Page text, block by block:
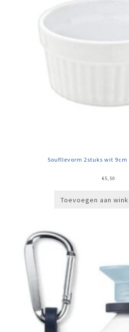
Soufllevorm 2stuks wit 9cm
€5,50
Toevoegen aan